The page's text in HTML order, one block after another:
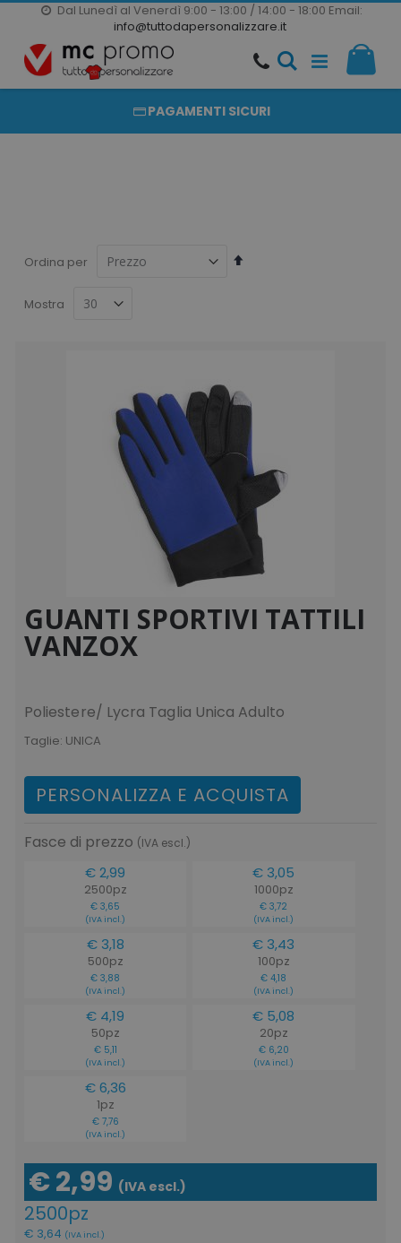
Dal Lunedì al Venerdì 9:00 - 13:00 / 14:00 - 18:00 Email:
info@tuttodapersonalizzare.it
Salta
al
contenuto
20000 PRODOTTI
PRODOTTI COMPLETAMENTE PERSONALIZZABILI
PAGAMENTI SICURI
Ordina per
Mostra
GUANTI SPORTIVI TATTILI
VANZOX
Poliestere/ Lycra Taglia Unica Adulto
Taglie: UNICA
PERSONALIZZA E ACQUISTA
Fasce di prezzo (IVA escl.)
€ 2,99
2500pz
€ 3,65
(IVA incl.)
€ 3,05
1000pz
€ 3,72
(IVA incl.)
€ 3,18
500pz
€ 3,88
(IVA incl.)
€ 3,43
100pz
€ 4,18
(IVA incl.)
€ 4,19
50pz
€ 5,11
(IVA incl.)
€ 5,08
20pz
€ 6,20
(IVA incl.)
€ 6,36
1pz
€ 7,76
(IVA incl.)
€ 2,99 (IVA escl.)
2500pz
€ 3,64 (IVA incl.)